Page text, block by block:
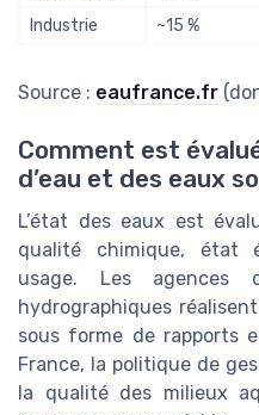
Industrie
~15 %
Source : eaufrance.fr
Comment est
d’eau et des eaux
L’état des eaux est
qualité chimique, état
usage. Les agences
hydrographiques
sous forme de rapports
France, la politique de
la qualité des milieux